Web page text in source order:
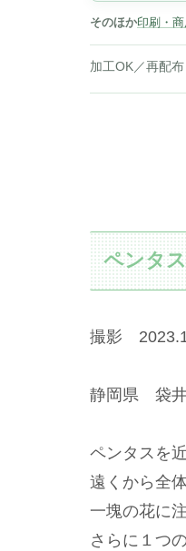
そのほか印刷・
加工OK／再配
ペンタ
撮影
静岡県 袋
ペンタスを
遠くから全
一塊の花に
さらに１つ